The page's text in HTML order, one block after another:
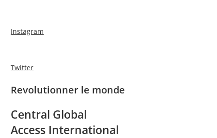
Instagram
Twitter
Revolutionner le monde
Central Global
Access International